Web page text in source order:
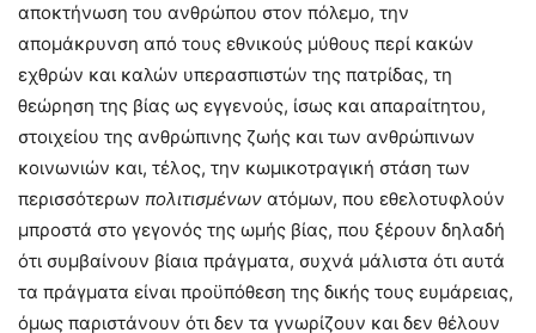
αποκτήνωση του ανθρώπου στον πόλεμο, την
απομάκρυνση από τους εθνικούς μύθους περί κακών
εχθρών και καλών υπερασπιστών της πατρίδας, τη
θεώρηση της βίας ως εγγενούς, ίσως και απαραίτητου,
στοιχείου της ανθρώπινης ζωής και των ανθρώπινων
κοινωνιών και, τέλος, την κωμικοτραγική στάση των
περισσότερων πολιτισμένων ατόμων, που εθελοτυφλούν
μπροστά στο γεγονός της ωμής βίας, που ξέρουν δηλαδή
ότι συμβαίνουν βίαια πράγματα, συχνά μάλιστα ότι αυτά
τα πράγματα είναι προϋπόθεση της δικής τους ευμάρειας,
όμως παριστάνουν ότι δεν τα γνωρίζουν και δεν θέλουν